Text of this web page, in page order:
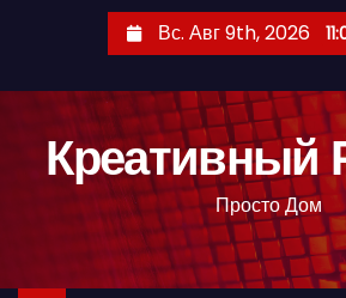
с
Вс. Авг 9th, 2026
Креативный
Просто Дом